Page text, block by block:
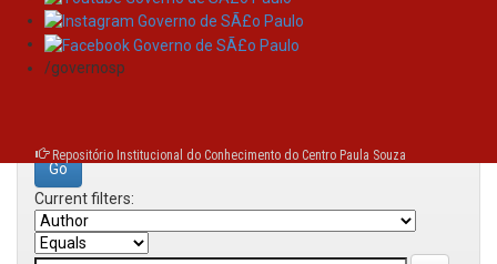
/governosp
Repositório Institucional do Conhecimento do Centro Paula Souza
Search:
Current filters: